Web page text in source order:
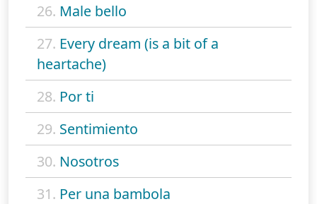
26. Male bello
27. Every dream (is a bit of a
heartache)
28. Por ti
29. Sentimiento
30. Nosotros
31. Per una bambola